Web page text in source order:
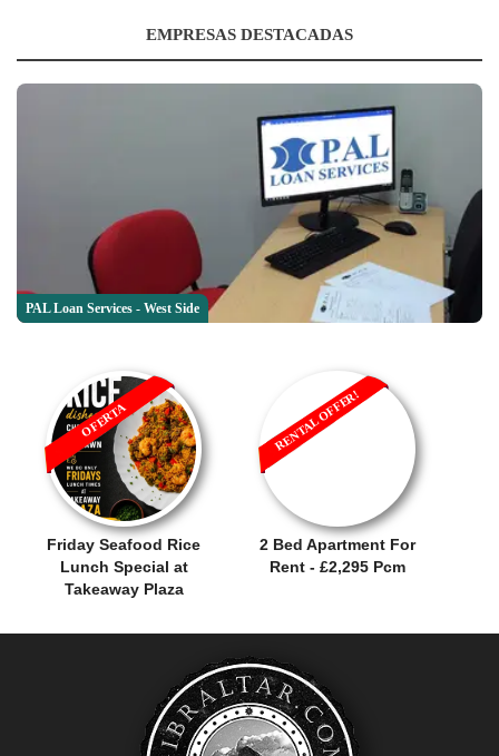
EMPRESAS DESTACADAS
PAL Loan Services - West Side
Friday Seafood Rice
Lunch Special at
Takeaway Plaza
OFERTA
2 Bed Apartment For
Rent - £2,295 Pcm
RENTAL OFFER!